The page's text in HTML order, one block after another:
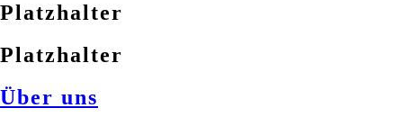
Platzhalter
Platzhalter
Über uns